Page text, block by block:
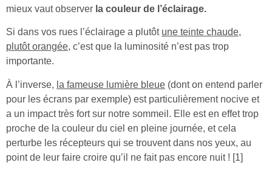
mieux vaut observer la couleur de l’éclairage.
Si dans vos rues l’éclairage a plutôt une teinte chaude,
plutôt orangée, c’est que la luminosité n’est pas trop
importante.
À l’inverse, la fameuse lumière bleue (dont on entend parler
pour les écrans par exemple) est particulièrement nocive et
a un impact très fort sur notre sommeil. Elle est en effet trop
proche de la couleur du ciel en pleine journée, et cela
perturbe les récepteurs qui se trouvent dans nos yeux, au
point de leur faire croire qu’il ne fait pas encore nuit ! [1]